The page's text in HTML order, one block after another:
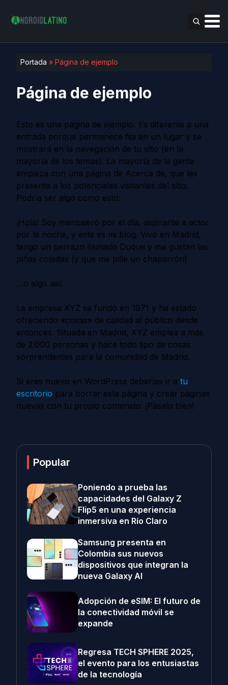
Portada » Página de ejemplo
Página de ejemplo
Esto es una página de ejemplo. Es diferente a una
entrada porque permanece fija en un lugar y se
mostrará en la navegación de tu sitio (en la
mayoría de los temas). La mayoría de la gente
empieza con una página de Acerca de, que les
presenta a los potenciales visitantes del sitio.
Podría ser algo como esto:
¡Hola! Soy mensajero por el día, aspirante a actor
por la noche, y este es mi blog. Vivo en Madrid,
tengo un perrazo llamado Duque y me gustan las
piñas coladas (y que me pille un chaparrón)
…o algo así:
La empresa XYZ se fundó en 1971 y ha estado
ofreciendo «cosas» de calidad al público desde
entonces. Situada en Madrid, XYZ emplea a más
de 2.000 personas y hace todo tipo de cosas
sorprendentes para la comunidad de Madrid.
Si eres nuevo en WordPress deberías ir a tu
escritorio para borrar esta página y crear páginas
nuevas con tu propio contenido. ¡Pásalo bien!
Popular
Poniendo a prueba las
capacidades del Galaxy Z
Flip5 en una experiencia
inmersiva en Río Claro
Samsung presenta en
Colombia sus nuevos
dispositivos que integran la
nueva Galaxy AI
Adopción de eSIM: El futuro de
la conectividad móvil se
expande
Regresa TECH SPHERE 2025,
el evento para los entusiastas
de la tecnología